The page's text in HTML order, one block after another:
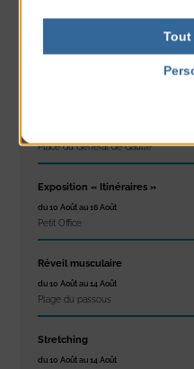
du 9 Août au 9 Août
Place du Général de Gaulle
Exposition « Itinéraires »
du 10 Août au 16 Août
Petit Office
Réveil musculaire
du 10 Août au 14 Août
Plage du passous
Stretching
du 10 Août au 14 Août
Tout